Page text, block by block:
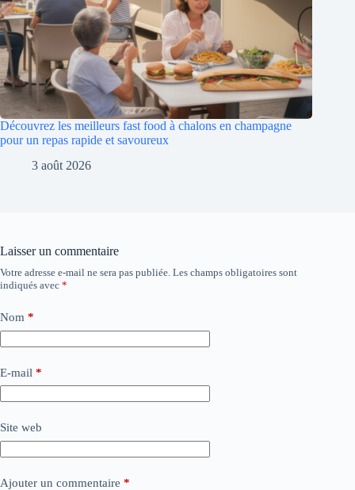
Découvrez les meilleurs fast food à chalons en champagne
pour un repas rapide et savoureux
3 août 2026
Laisser un commentaire
Votre adresse e-mail ne sera pas publiée. Les champs obligatoires sont
indiqués avec *
Nom *
E-mail *
Site web
Ajouter un commentaire *